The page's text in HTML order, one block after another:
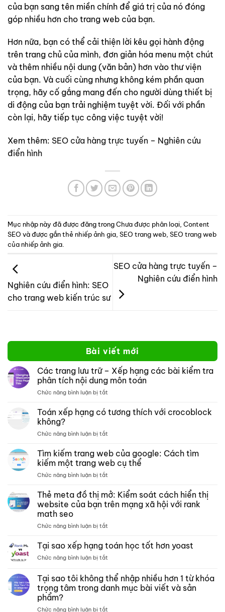
của bạn sang tên miền chính để giá trị của nó đóng
góp nhiều hơn cho trang web của bạn.
Hơn nữa, bạn có thể cải thiện lời kêu gọi hành động
trên trang chủ của mình, đơn giản hóa menu một chút
và thêm nhiều nội dung (văn bản) hơn vào thư viện
của bạn. Và cuối cùng nhưng không kém phần quan
trọng, hãy cố gắng mang đến cho người dùng thiết bị
di động của bạn trải nghiệm tuyệt vời. Đối với phần
còn lại, hãy tiếp tục công việc tuyệt vời!
Xem thêm: SEO cửa hàng trực tuyến – Nghiên cứu
điển hình
Mục nhập này đã được đăng trongChưa được phân loại Content
SEO và được gắn thẻ nhiếp ảnh gia SEO trang web SEO trang web
của nhiếp ảnh gia
Nghiên cứu điển hình: SEO
cho trang web kiến ​​trúc sư
SEO cửa hàng trực tuyến –
Nghiên cứu điển hình
Bài viết mới
Các trang lưu trữ – Xếp hạng các bài kiểm tra
phân tích nội dung môn toán
Chức năng bình luận bị tắt
trang
lưu
các
bài
tích
nội
Toán xếp hạng có tương thích với crocoblock
không?
Chức năng bình luận bị tắt
xếp
hạng
có
với
crocoblock
Tìm kiếm trang web của google: Cách tìm
kiếm một trang web cụ thể
Chức năng bình luận bị tắt
kiếm
trang
web
tìm
web
cụ
Thẻ meta đồ thị mở: Kiểm soát cách hiển thị
website của bạn trên mạng xã hội với rank
math seo
Chức năng bình luận bị tắt
meta
đồ
Kiểm
soát
Tại sao xếp hạng toán học tốt hơn yoast
Chức năng bình luận bị tắt
sao
xếp
hạng
Tại sao tôi không thể nhập nhiều hơn 1 từ khóa
trọng tâm trong danh mục bài viết và sản
phẩm?
Chức năng bình luận bị tắt